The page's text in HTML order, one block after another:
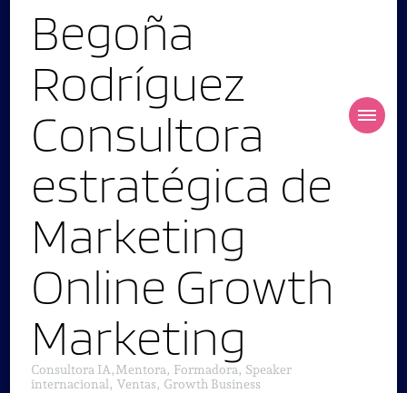
Begoña
Rodríguez
Consultora
estratégica de
Marketing
Online Growth
Marketing
Consultora IA,Mentora, Formadora, Speaker
internacional, Ventas, Growth Business